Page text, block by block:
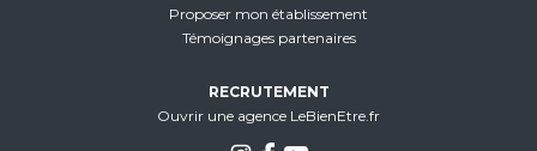
Proposer mon établissement
Témoignages partenaires
RECRUTEMENT
Ouvrir une agence LeBienEtre.fr